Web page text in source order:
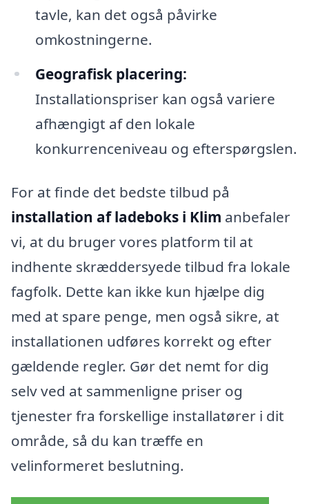
tavle, kan det også påvirke
omkostningerne.
Geografisk placering:
Installationspriser kan også variere
afhængigt af den lokale
konkurrenceniveau og efterspørgslen.
For at finde det bedste tilbud på
installation af ladeboks i Klim anbefaler
vi, at du bruger vores platform til at
indhente skræddersyede tilbud fra lokale
fagfolk. Dette kan ikke kun hjælpe dig
med at spare penge, men også sikre, at
installationen udføres korrekt og efter
gældende regler. Gør det nemt for dig
selv ved at sammenligne priser og
tjenester fra forskellige installatører i dit
område, så du kan træffe en
velinformeret beslutning.